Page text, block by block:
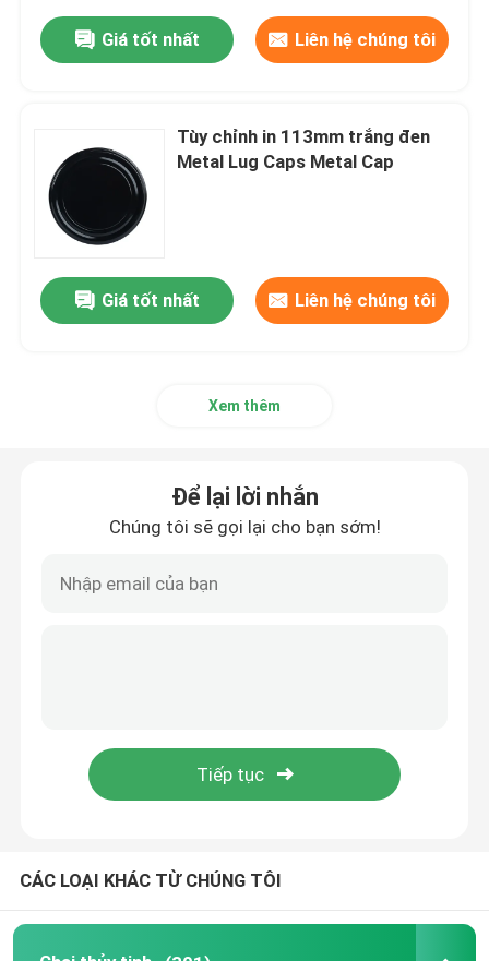
Giá tốt nhất Liên hệ chúng tôi
Tùy chỉnh in 113mm trắng đen
Metal Lug Caps Metal Cap
Giá tốt nhất Liên hệ chúng tôi
Xem thêm
Để lại lời nhắn
Chúng tôi sẽ gọi lại cho bạn sớm!
CÁC LOẠI KHÁC TỪ CHÚNG TÔI